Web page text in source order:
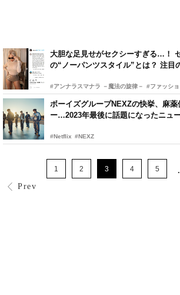
大胆な足見せがセクシーすぎる…！
の“ノーパンツスタイル”とは？ 注目
#アンナラスマナラ －魔法の旋律－ #ファッシ
ボーイズグループNEXZの快挙、麻
ー…2023年最後に話題になったニュ
#Netflix #NEXZ
Prev
1 2 3 4 5